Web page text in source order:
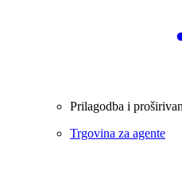
Prilagodba i
Trgovina za agente